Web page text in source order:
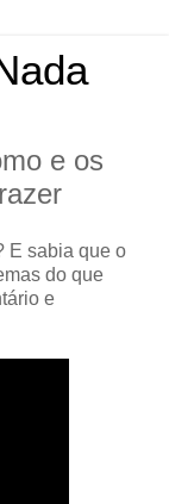
e os
E sabia que o
do que
e